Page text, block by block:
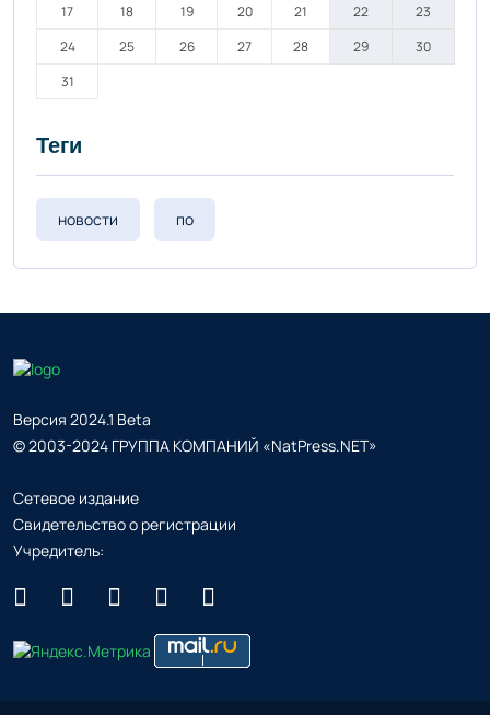
17
18 19 20 21 22
23
24
25 26 27 28 29
30
31
Теги
новости по
Версия 2024.1 Beta
© 2003-2024 ГРУППА КОМПАНИЙ «NatPress.NET»
Сетевое издание
Свидетельство о регистрации
Учредитель: